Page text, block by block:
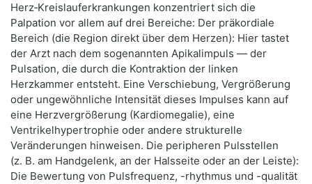
Herz‑Kreislauferkrankungen konzentriert sich die
Palpation vor allem auf drei Bereiche: Der präkordiale
Bereich (die Region direkt über dem Herzen): Hier tastet
der Arzt nach dem sogenannten Apikalimpuls — der
Pulsation, die durch die Kontraktion der linken
Herzkammer entsteht. Eine Verschiebung, Vergrößerung
oder ungewöhnliche Intensität dieses Impulses kann auf
eine Herzvergrößerung (Kardiomegalie), eine
Ventrikelhypertrophie oder andere strukturelle
Veränderungen hinweisen. Die peripheren Pulsstellen
(z. B. am Handgelenk, an der Halsseite oder an der Leiste):
Die Bewertung von Pulsfrequenz, -rhythmus und -qualität